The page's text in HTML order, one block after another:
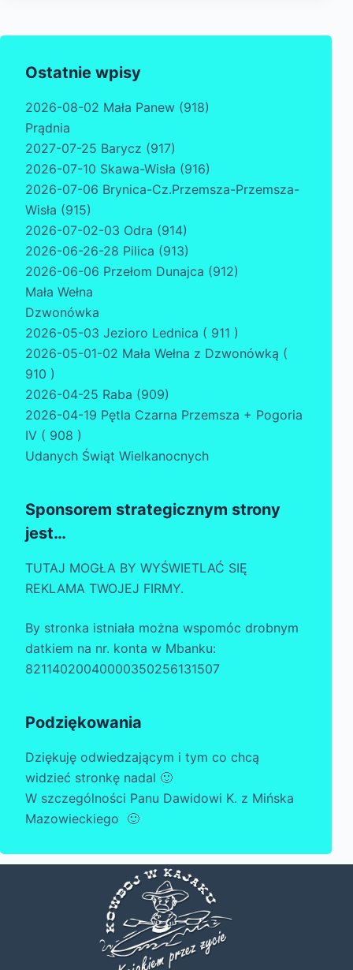
Ostatnie wpisy
2026-08-02 Mała Panew (918)
Prądnia
2027-07-25 Barycz (917)
2026-07-10 Skawa-Wisła (916)
2026-07-06 Brynica-Cz.Przemsza-Przemsza-
Wisła (915)
2026-07-02-03 Odra (914)
2026-06-26-28 Pilica (913)
2026-06-06 Przełom Dunajca (912)
Mała Wełna
Dzwonówka
2026-05-03 Jezioro Lednica ( 911 )
2026-05-01-02 Mała Wełna z Dzwonówką (
910 )
2026-04-25 Raba (909)
2026-04-19 Pętla Czarna Przemsza + Pogoria
IV ( 908 )
Udanych Świąt Wielkanocnych
Sponsorem strategicznym strony
jest…
TUTAJ MOGŁA BY WYŚWIETLAĆ SIĘ
REKLAMA TWOJEJ FIRMY.
By stronka istniała można wspomóc drobnym
datkiem na nr. konta w Mbanku:
82114020040000350256131507
Podziękowania
Dziękuję odwiedzającym i tym co chcą
widzieć stronkę nadal 🙂
W szczególności Panu Dawidowi K. z Mińska
Mazowieckiego 🙂